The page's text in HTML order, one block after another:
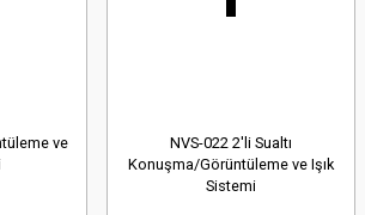
ve
NVS-022 2'li Sualtı
Konuşma/Görüntüleme ve Işık
Sistemi